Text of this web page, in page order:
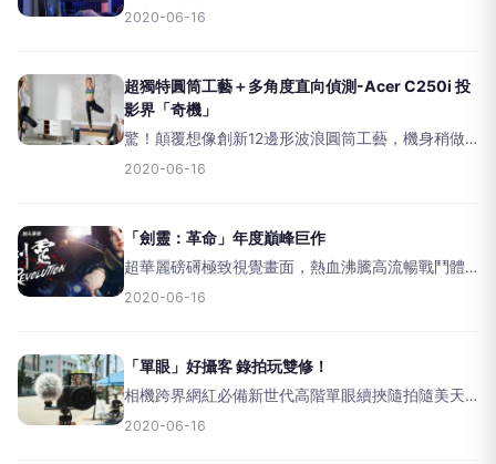
理平台改朝換代，各路威猛大軍總動員～要效有
2020-06-16
超獨特圓筒工藝＋多角度直向偵測-Acer C250i 投
影界「奇機」
驚！顛覆想像創新12邊形波浪圓筒工藝，機身稍做
旋轉能360度多角度投影；支援高行動直立與橫向擺
1080P高解析
2020-06-16
「劍靈：革命」年度巔峰巨作
超華麗磅礡極致視覺畫面，熱血沸騰高流暢戰鬥體
驗，外加創新自由組合連續技與眾多細節玩法巧
2020-06-16
「單眼」好攝客 錄拍玩雙修！
相機跨界網紅必備新世代高階單眼續挾隨拍隨美天
賦，持續強化精準高速連拍&amp;眼睛偵測追焦，
2020-06-16